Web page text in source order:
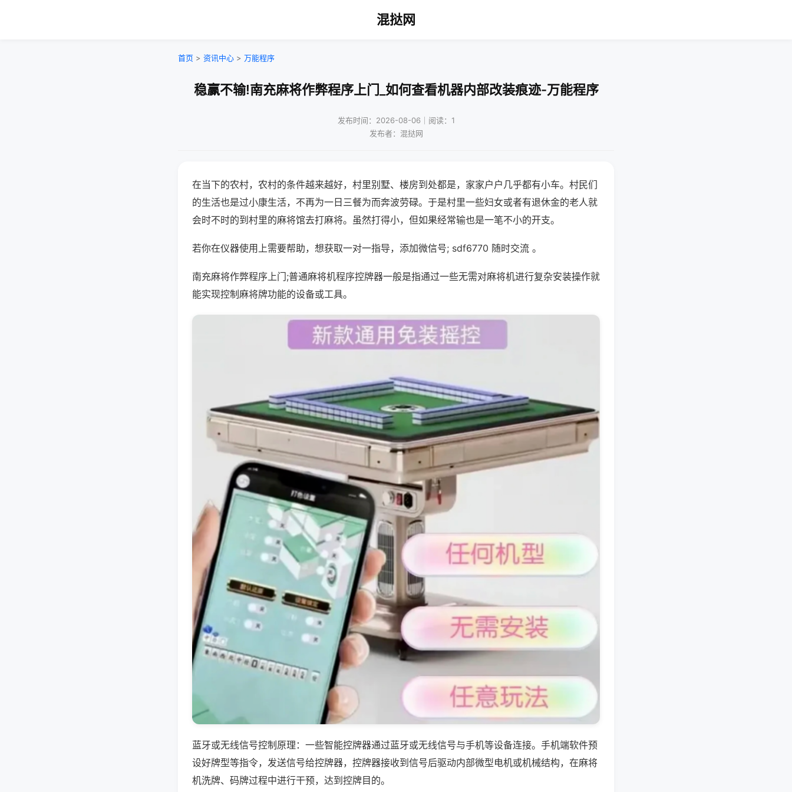
混挞网
首页 > 资讯中心 > 万能程序
稳赢不输!南充麻将作弊程序上门_如何查看机器内部改装痕迹-万能程序
发布时间：2026-08-06｜阅读：1
发布者：混挞网
在当下的农村，农村的条件越来越好，村里别墅、楼房到处都是，家家户户几乎都有小车。村民们
的生活也是过小康生活，不再为一日三餐为而奔波劳碌。于是村里一些妇女或者有退休金的老人就
会时不时的到村里的麻将馆去打麻将。虽然打得小，但如果经常输也是一笔不小的开支。
若你在仪器使用上需要帮助，想获取一对一指导，添加微信号; sdf6770 随时交流 。
南充麻将作弊程序上门;普通麻将机程序控牌器一般是指通过一些无需对麻将机进行复杂安装操作就
能实现控制麻将牌功能的设备或工具。
蓝牙或无线信号控制原理：一些智能控牌器通过蓝牙或无线信号与手机等设备连接。手机端软件预
设好牌型等指令，发送信号给控牌器，控牌器接收到信号后驱动内部微型电机或机械结构，在麻将
机洗牌、码牌过程中进行干预，达到控牌目的。